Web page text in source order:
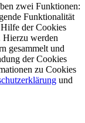
zwei Funktionen:
Funktionalität
der Cookies
Hierzu werden
gesammelt und
der Cookies
zu Cookies
und